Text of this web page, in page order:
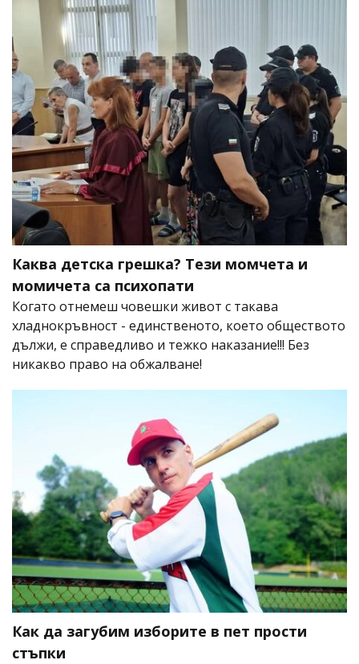
Каква детска грешка? Тези момчета и
момичета са психопати
Когато отнемеш човешки живот с такава
хладнокръвност - единственото, което обществото
дължи, е справедливо и тежко наказание!!! Без
никакво право на обжалване!
Как да загубим изборите в пет прости
стъпки